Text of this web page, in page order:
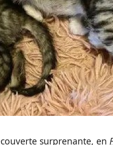
surprenante, en